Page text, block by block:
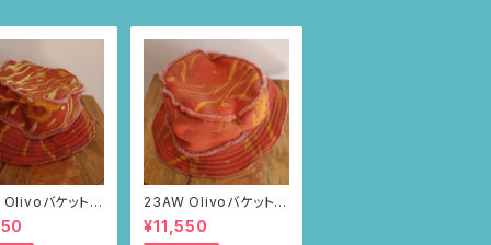
バケットハ
ウン・ポピー
23AW Olivoバケットハ
ット（ブラウン・ポピー
柄）
¥11,550